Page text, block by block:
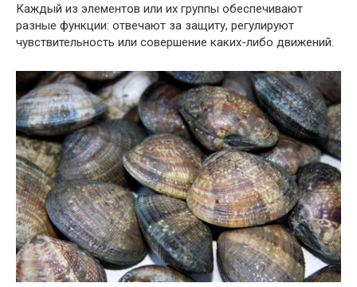
Каждый из элементов или их группы обеспечивают
разные функции: отвечают за защиту, регулируют
чувствительность или совершение каких-либо движений.